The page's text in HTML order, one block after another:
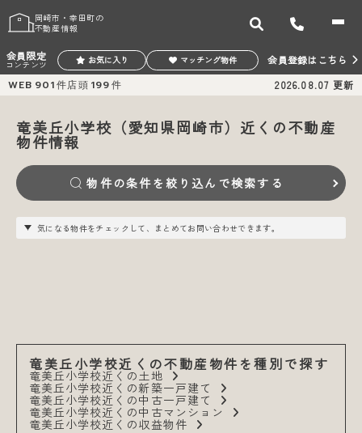
岡崎市・幸田町の
不動産情報
会員限定
コンテンツ お気に入り マッチング物件 会員登録はこちら
WEB 901件店頭 199件 2026.08.07 更新
竜美丘小学校（愛知県岡崎市）近くの不動産
物件情報
物件の条件を絞り込んで検索する
気になる物件をチェックして、まとめてお問い合わせできます。
竜美丘小学校近くの不動産物件を種別で探す
竜美丘小学校近くの土地
竜美丘小学校近くの新築一戸建て
竜美丘小学校近くの中古一戸建て
竜美丘小学校近くの中古マンション
竜美丘小学校近くの収益物件